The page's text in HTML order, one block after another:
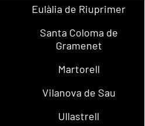
Eulàlia de Riuprimer
Santa Coloma de
Gramenet
Martorell
Vilanova de Sau
Ullastrell